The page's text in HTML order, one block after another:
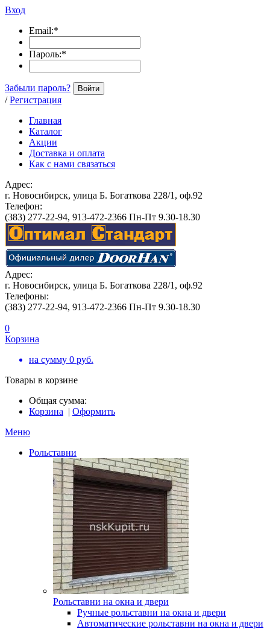
Вход
Email:*
Пароль:*
Забыли пароль? Войти
/ Регистрация
Главная
Каталог
Акции
Доставка и оплата
Как с нами связаться
Адрес:
г. Новосибирск, улица Б. Богаткова 228/1, оф.92
Телефон:
(383) 277-22-94, 913-472-2366 Пн-Пт 9.30-18.30
Адрес:
г. Новосибирск, улица Б. Богаткова 228/1, оф.92
Телефоны:
(383) 277-22-94, 913-472-2366 Пн-Пт 9.30-18.30
0
Корзина
на сумму 0 руб.
Товары в корзине
Общая сумма:
Корзина | Оформить
Меню
Рольставни
Рольставни на окна и двери
Ручные рольставни на окна и двери
Автоматические рольставни на окна и двери